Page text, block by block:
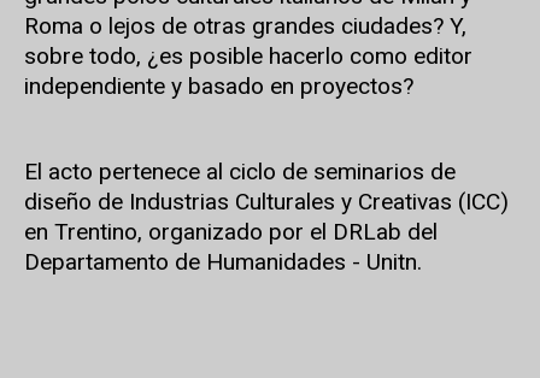
Roma o lejos de otras grandes ciudades? Y,
sobre todo, ¿es posible hacerlo como editor
independiente y basado en proyectos?
El acto pertenece al ciclo de seminarios de
diseño de Industrias Culturales y Creativas (ICC)
en Trentino, organizado por el DRLab del
Departamento de Humanidades - Unitn.